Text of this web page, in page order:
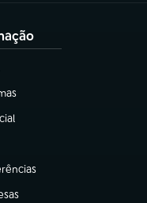
aba)
aba)